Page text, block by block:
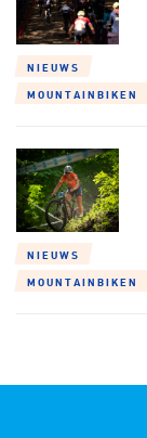
NIEUWS
MOUNTAINBIKEN
NIEUWS
MOUNTAINBIKEN